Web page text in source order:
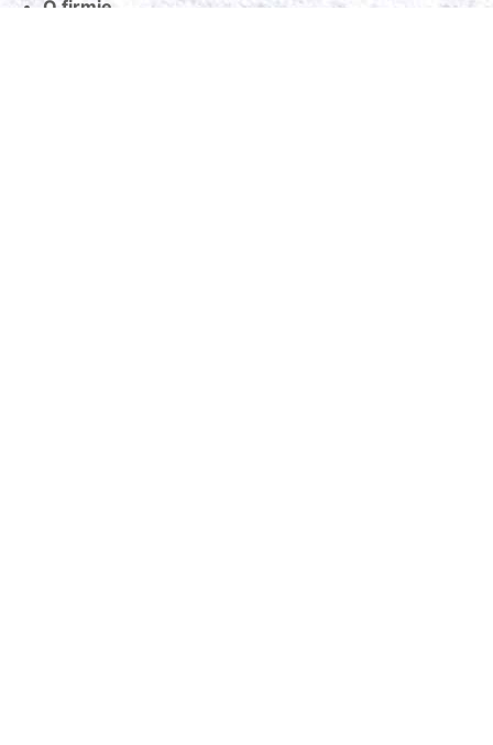
O firmie